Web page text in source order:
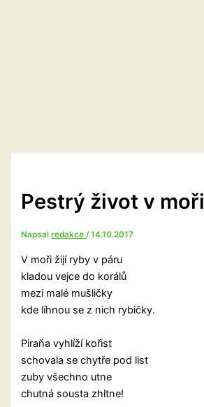
Pestrý život v moři
Napsalredakce/14.10.2017
V moři žijí ryby v páru
kladou vejce do korálů
mezi malé mušličky
kde líhnou se z nich rybičky.
Piraňa vyhlíží kořist
schovala se chytře pod list
zuby všechno utne
chutná sousta zhltne!